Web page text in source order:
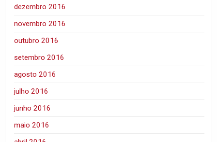
dezembro 2016
novembro 2016
outubro 2016
setembro 2016
agosto 2016
julho 2016
junho 2016
maio 2016